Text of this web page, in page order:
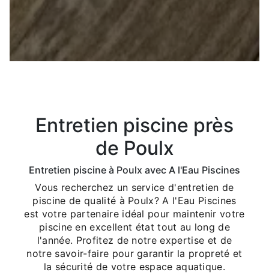
Entretien piscine près
de Poulx
Entretien piscine à Poulx avec A l'Eau Piscines
Vous recherchez un service d'entretien de
piscine de qualité à Poulx? A l'Eau Piscines
est votre partenaire idéal pour maintenir votre
piscine en excellent état tout au long de
l'année. Profitez de notre expertise et de
notre savoir-faire pour garantir la propreté et
la sécurité de votre espace aquatique.